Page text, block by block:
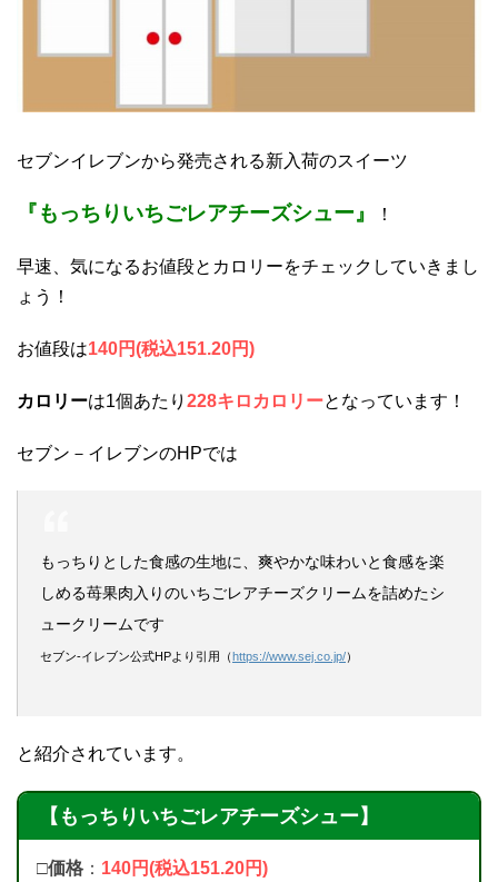
セブンイレブンから発売される新入荷のスイーツ
『もっちりいちごレアチーズシュー』 ！
早速、気になるお値段とカロリーをチェックしていきまし
ょう！
お値段は140円(税込151.20円)
カロリーは1個あたり 228キロカロリーとなっています！
セブン－イレブンのHPでは
もっちりとした食感の生地に、爽やかな味わいと食感を楽
しめる苺果肉入りのいちごレアチーズクリームを詰めたシ
ュークリームです
セブン-イレブン公式HPより引用（https://www.sej.co.jp/）
と紹介されています。
【もっちりいちごレアチーズシュー】
□価格 ： 140円(税込151.20円)